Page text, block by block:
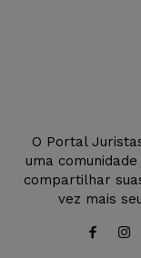
O Portal
uma
compartilhar
vez mais